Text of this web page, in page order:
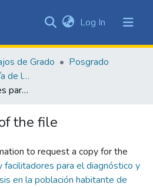
&
Collections
All of DSpace
Statistics
Log In (current)
de Grado
Posgrado
Maestría en Psicología de la Salud
Barreras y facilitadores para el diagnóstico y tratamiento de tuberculosis en la población habitante de calle
the file
to request a copy for the
facilitadores para el diagnóstico y
en la población habitante de